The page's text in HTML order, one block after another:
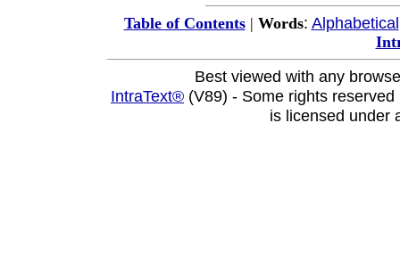
Table of Contents| Words: Alphabetical
Best viewed with any
IntraText® (V89) - Some rights
is licensed under